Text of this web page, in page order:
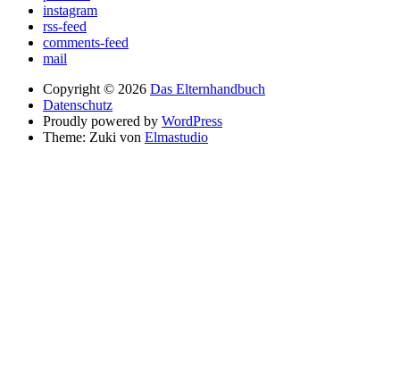
instagram
rss-feed
comments-feed
mail
Copyright © 2026 Das Elternhandbuch
Datenschutz
Proudly powered by WordPress
Theme: Zuki von Elmastudio